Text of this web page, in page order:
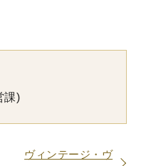
課)
ヴィンテージ・ヴ